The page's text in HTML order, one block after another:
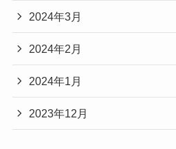
2024年3月
2024年2月
2024年1月
2023年12月